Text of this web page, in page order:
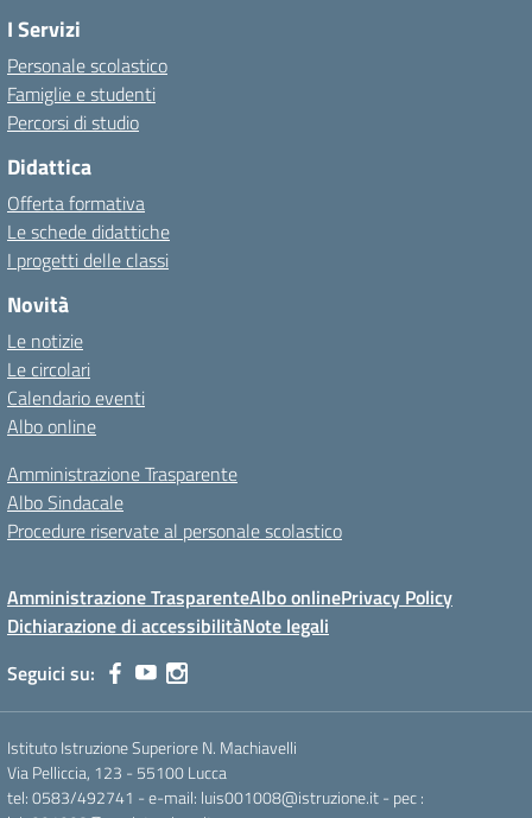
I Servizi
Personale scolastico
Famiglie e studenti
Percorsi di studio
Didattica
Offerta formativa
Le schede didattiche
I progetti delle classi
Novità
Le notizie
Le circolari
Calendario eventi
Albo online
Amministrazione Trasparente
Albo Sindacale
Procedure riservate al personale scolastico
Amministrazione TrasparenteAlbo onlinePrivacy Policy
Dichiarazione di accessibilitàNote legali
Seguici su:
Istituto Istruzione Superiore N. Machiavelli
Via Pelliccia, 123 - 55100 Lucca
tel: 0583/492741 - e-mail: luis001008@istruzione.it - pec :